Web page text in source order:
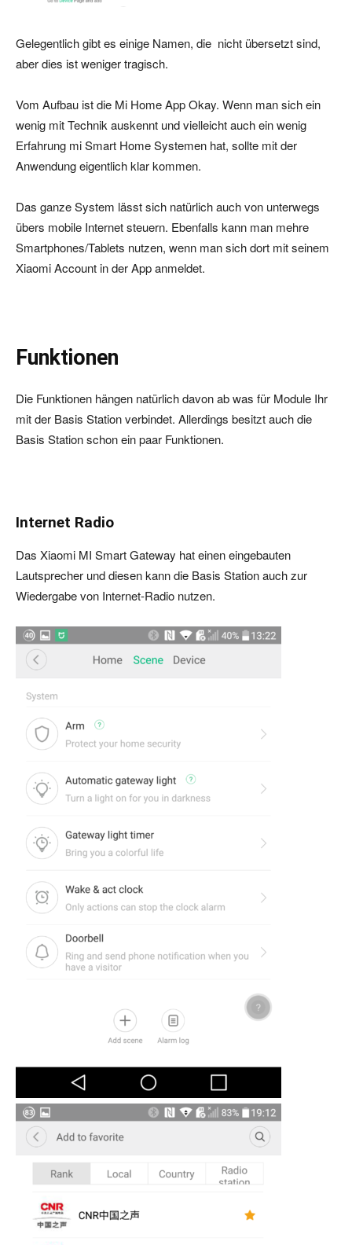
Gelegentlich gibt es einige Namen, die nicht übersetzt sind,
aber dies ist weniger tragisch.
Vom Aufbau ist die Mi Home App Okay. Wenn man sich ein
wenig mit Technik auskennt und vielleicht auch ein wenig
Erfahrung mi Smart Home Systemen hat, sollte mit der
Anwendung eigentlich klar kommen.
Das ganze System lässt sich natürlich auch von unterwegs
übers mobile Internet steuern. Ebenfalls kann man mehre
Smartphones/Tablets nutzen, wenn man sich dort mit seinem
Xiaomi Account in der App anmeldet.
Funktionen
Die Funktionen hängen natürlich davon ab was für Module Ihr
mit der Basis Station verbindet. Allerdings besitzt auch die
Basis Station schon ein paar Funktionen.
Internet Radio
Das Xiaomi MI Smart Gateway hat einen eingebauten
Lautsprecher und diesen kann die Basis Station auch zur
Wiedergabe von Internet-Radio nutzen.